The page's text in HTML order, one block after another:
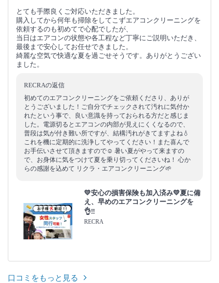
とても手際良くご対応いただきました。
購入してから何年も掃除をしてこずエアコンクリーニングを
依頼するのも初めてで心配でしたが、
当日はエアコンの状態や各工程など丁寧にご説明いただき、
最後まで安心してお任せできました。
綺麗な空気で快適な夏を過ごせそうです。ありがとうござい
ました。
RECRAの返信
初めてのエアコンクリーニングをご依頼くださり、ありが
とうございました！ご自分でチェックされて汚れに気付か
れたという事で、良い意識を持っておられる方だと感じま
した。電源切るとエアコンの内部が見えにくくなるので、
普段は気が付き難い所ですが、結構汚れがきてますよね💧
これを機に定期的に洗浄してやってください！また喜んで
お手伝いさせて頂きますので☺️ 暑い夏がやって来ますの
で、お身体に気をつけて夏を乗り切ってくださいね！ 心か
らの感謝を込めて リクラ・エアコンクリーニング🌱
💛安心の損害保険も加入済み💛夏に備
え、早めのエアコンクリーニングを
👌‼️
RECRA
口コミをもっと見る